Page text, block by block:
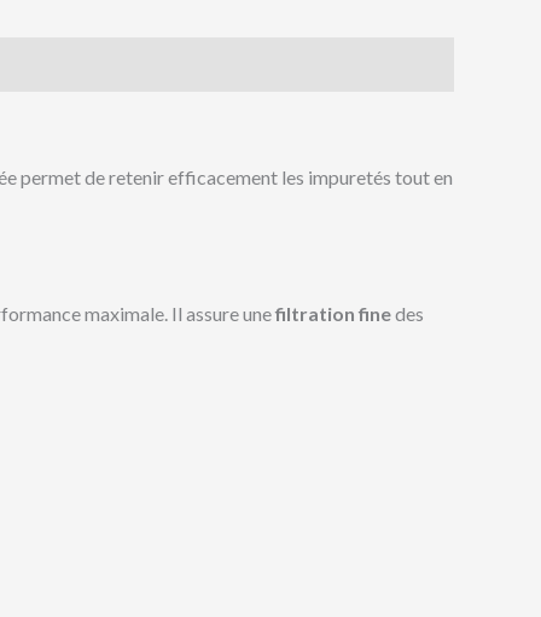
permet de retenir efficacement les impuretés tout en
maximale. Il assure unefiltration finedes